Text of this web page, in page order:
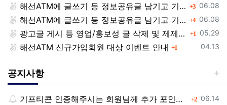
등록일
06.08
해선ATM에 글쓰기 등 정보공유글 남기고 기프티콘 받자! 3댓글
등록일
06.08
해선ATM에 글쓰기 등 정보공유글 남기고 기프티콘 받자! 4댓글
등록일
05.29
광고글 게시 등 영업/홍보성 글 삭제 및 제제대상입니다. 1댓글
등록일
04.13
해선ATM 신규가입회원 대상 이벤트 안내 1
공지사항
등록일
06.14
기프티콘 인증해주시는 회원님께 추가 포인트 쏩니다!! 2댓글